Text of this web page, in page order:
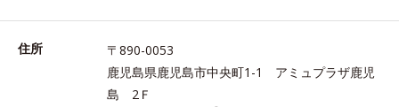
住所
〒890-0053
鹿児島県鹿児島市中央町1-1 アミュプラザ鹿児
島 2Ｆ